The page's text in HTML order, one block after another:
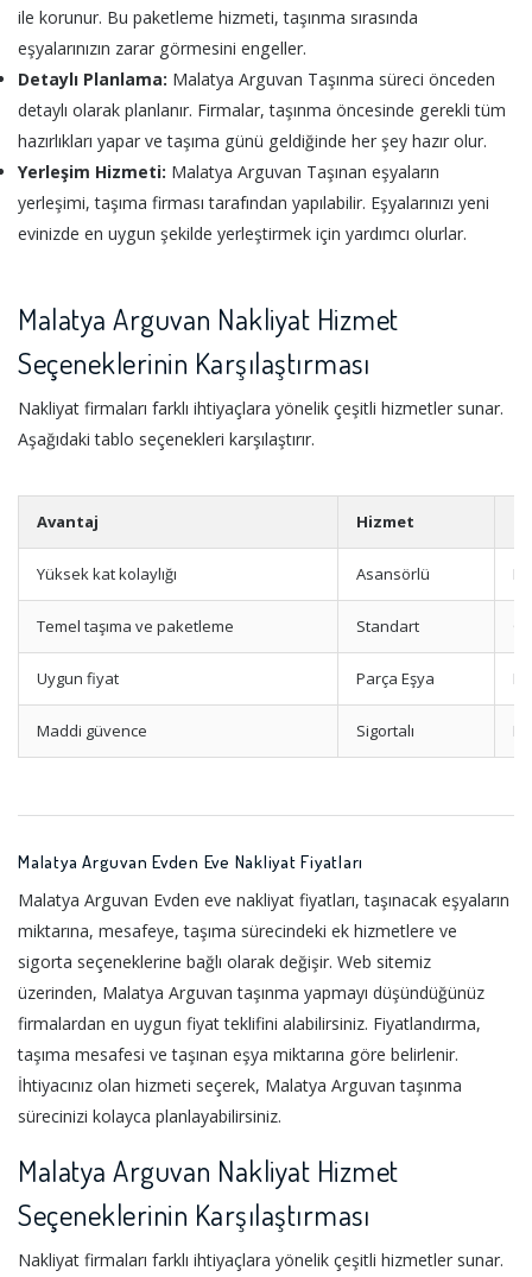
ile korunur. Bu paketleme hizmeti, taşınma sırasında
eşyalarınızın zarar görmesini engeller.
Detaylı Planlama: Malatya Arguvan Taşınma süreci önceden
detaylı olarak planlanır. Firmalar, taşınma öncesinde gerekli tüm
hazırlıkları yapar ve taşıma günü geldiğinde her şey hazır olur.
Yerleşim Hizmeti: Malatya Arguvan Taşınan eşyaların
yerleşimi, taşıma firması tarafından yapılabilir. Eşyalarınızı yeni
evinizde en uygun şekilde yerleştirmek için yardımcı olurlar.
Malatya Arguvan Nakliyat Hizmet
Seçeneklerinin Karşılaştırması
Nakliyat firmaları farklı ihtiyaçlara yönelik çeşitli hizmetler sunar.
Aşağıdaki tablo seçenekleri karşılaştırır.
Avantaj Hizmet
Yüksek kat kolaylığı Asansörlü
Temel taşıma ve paketleme Standart
Uygun fiyat Parça Eşya
Maddi güvence Sigortalı
Malatya Arguvan Evden Eve Nakliyat Fiyatları
Malatya Arguvan Evden eve nakliyat fiyatları, taşınacak eşyaların
miktarına, mesafeye, taşıma sürecindeki ek hizmetlere ve
sigorta seçeneklerine bağlı olarak değişir. Web sitemiz
üzerinden, Malatya Arguvan taşınma yapmayı düşündüğünüz
firmalardan en uygun fiyat teklifini alabilirsiniz. Fiyatlandırma,
taşıma mesafesi ve taşınan eşya miktarına göre belirlenir.
İhtiyacınız olan hizmeti seçerek, Malatya Arguvan taşınma
sürecinizi kolayca planlayabilirsiniz.
Malatya Arguvan Nakliyat Hizmet
Seçeneklerinin Karşılaştırması
Nakliyat firmaları farklı ihtiyaçlara yönelik çeşitli hizmetler sunar.